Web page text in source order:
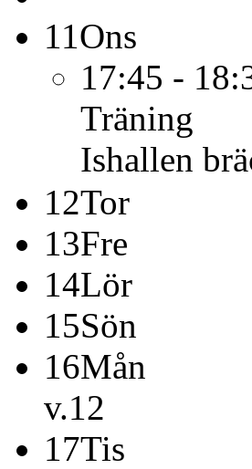
11Ons
17:45 -
Träning
Ishallen
12Tor
13Fre
14Lör
15Sön
16Mån
v.12
17Tis